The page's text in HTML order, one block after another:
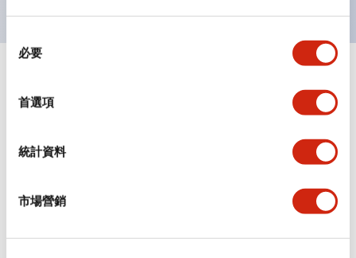
必要
首選項
統計資料
市場營銷
電氣規範（額定照明部分）
環境規範